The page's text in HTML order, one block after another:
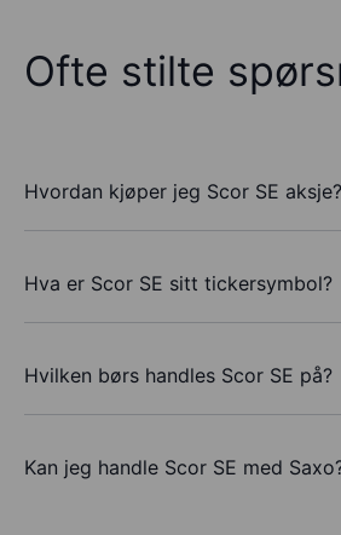
Ofte stilte
Hvordan kjøper jeg Scor SE aksje?
Hva er Scor SE sitt tickersymbol?
Hvilken børs handles Scor SE på?
Kan jeg handle Scor SE med